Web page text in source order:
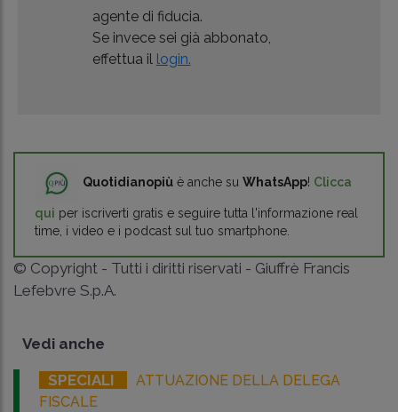
agente di fiducia.
Se invece sei già abbonato,
effettua il login.
Quotidianopiù è anche su WhatsApp! Clicca
qui per iscriverti gratis e seguire tutta l'informazione real
time, i video e i podcast sul tuo smartphone.
© Copyright - Tutti i diritti riservati - Giuffrè Francis
Lefebvre S.p.A.
Vedi anche
SPECIALI
ATTUAZIONE DELLA DELEGA
FISCALE